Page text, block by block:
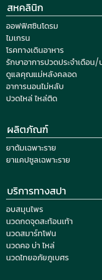
สหคลินิก
ออฟฟิศซินโดรม
ไมเกรน
โรคทางเดินอาหาร
รักษาอาการปวดประจำเดือน
ดูแลคุณแม่หลังคลอด
อาการนอนไม่หลับ
ปวดไหล่ ไหล่ติด
ผลิตภัณฑ์
ยาต้มเฉพาะราย
ยาแคปซูลเฉพาะราย
บริการทางสปา
อบสมุนไพร
นวดกดจุดสะท้อนเท้า
นวดสมาร์ทโฟน
นวดคอ บ่า ไหล่
นวดไทยอภัยภูเบศร